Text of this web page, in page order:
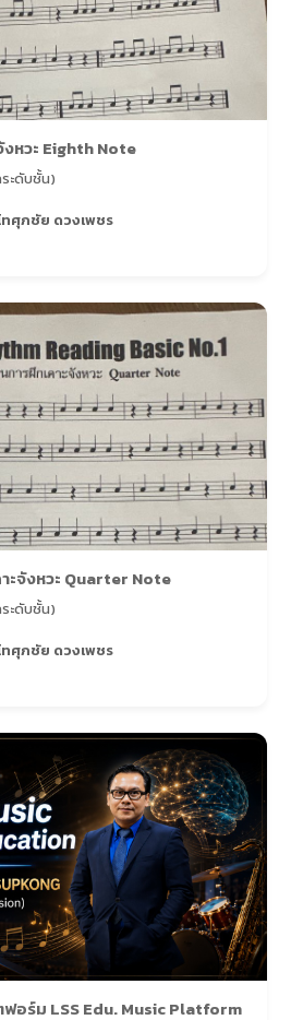
หวะ Eighth Note
ะดับชั้น)
ทศุภชัย ดวงเพชร
ะจังหวะ Quarter Note
ะดับชั้น)
ทศุภชัย ดวงเพชร
อร์ม LSS Edu. Music Platform